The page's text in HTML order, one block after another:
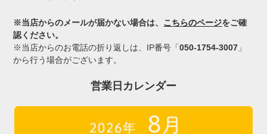
※当店からのメールが届かない場合は、 こちらのページをご確
認ください。
※当店からのお電話の折り返しは、IP番号「050-1754-3007 」
から行う場合がございます。
営業日カレンダー